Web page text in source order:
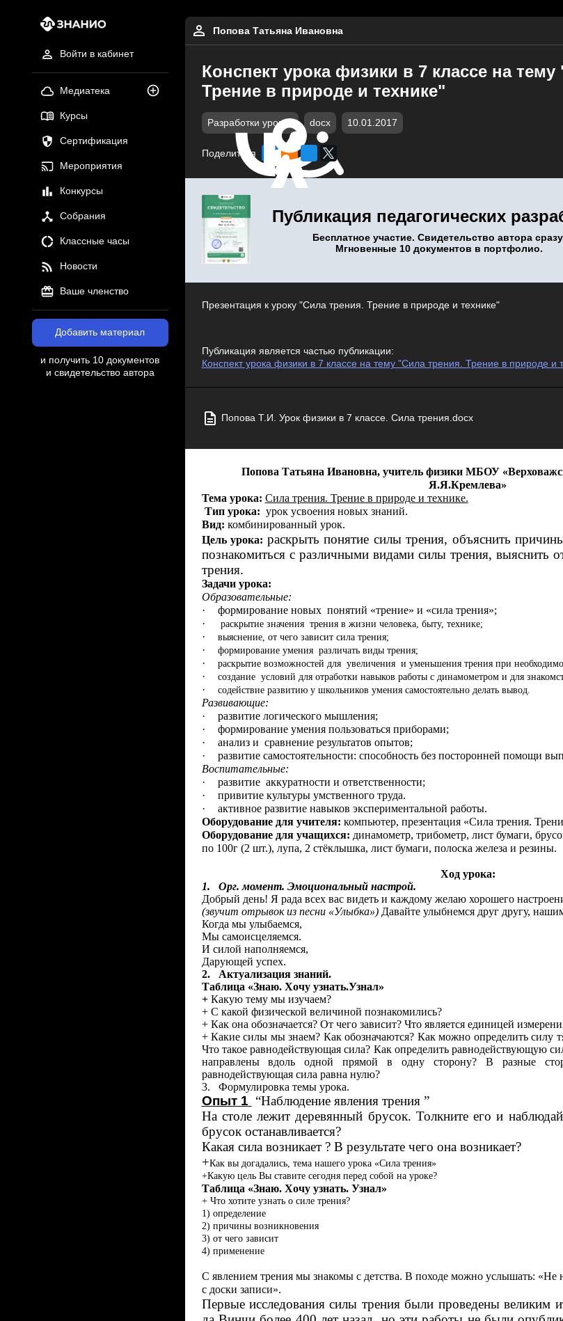
Войти в кабинет
Медиатека
Курсы
Сертификация
Мероприятия
Конкурсы
Собрания
Классные часы
Новости
Ваше членство
Добавить материал
и получить 10 документов
и свидетельство автора
Попова Татьяна Ивановна
Конспект урока физики в 7 классе на
Трение в природе и технике"
Разработки уроков docx 10.01.2017
Поделиться
Публикация педагогических
Бесплатное участие. Свидетельство автора
Мгновенные 10 документов в портфолио.
Презентация к уроку "Сила трения. Трение в природе и технике"
Публикация является частью публикации:
Конспект урока физики в 7 классе на тему "Сила трения. Трение в природе и
Попова Т.И. Урок физики в 7 классе. Сила трения.docx
Попова Татьяна Ивановна, учитель физики МБОУ
Я.Я.Кремлева»
Тема урока: Сила трения. Трение в природе и технике.
Тип урока: урок усвоения новых знаний.
Вид: комбинированный урок.
Цель урока: раскрыть понятие силы трения, объяснить
познакомиться с различными видами силы трения, выяснить
трения.
Задачи урока:
Образовательные:
·
формирование новых понятий «трение» и «сила трения»;
·
раскрытие значения трения в жизни человека, быту, технике;
· выяснение, от чего зависит сила трения;
· формирование умения различать виды трения;
· раскрытие возможностей для увеличения и уменьшения трения при
· создание условий для отработки навыков работы с динамометром и для
· содействие развитию у школьников умения самостоятельно делать вывод.
Развивающие:
·
развитие логического мышления;
·
формирование умения пользоваться приборами;
·
анализ и сравнение результатов опытов;
·
развитие самостоятельности: способность без посторонней помощи
Воспитательные:
·
развитие аккуратности и ответственности;
·
привитие культуры умственного труда.
·
активное развитие навыков экспериментальной работы.
Оборудование для учителя: компьютер, презентация «Сила трения.
Оборудование для учащихся: динамометр, трибометр, лист бумаги,
по 100г (2 шт.), лупа, 2 стёклышка, лист бумаги, полоска железа и резины.
Ход урока:
1.
Орг. момент. Эмоциональный настрой.
Добрый день! Я рада всех вас видеть и каждому желаю хорошего
(звучит отрывок из песни «Улыбка») Давайте улыбнемся друг другу,
Когда мы улыбаемся,
Мы самоисцеляемся.
И силой наполняемся,
Дарующей успех.
2.
Актуализация знаний.
Таблица «Знаю. Хочу узнать.Узнал»
+ Какую тему мы изучаем?
+ С какой физической величиной познакомились?
+ Как она обозначается? От чего зависит? Что является единицей
+ Какие силы мы знаем? Как обозначаются? Как можно определить силу
Что такое равнодействующая сила? Как определить равнодействующую
направлены вдоль одной прямой в одну сторону? В разные
равнодействующая сила равна нулю?
3.
Формулировка темы урока.
Опыт 1 “Наблюдение явления трения ”
На столе лежит деревянный брусок. Толкните его и
брусок останавливается?
Какая сила возникает ? В результате чего она возникает?
+Как вы догадались, тема нашего урока «Сила трения»
+Какую цель Вы ставите сегодня перед собой на уроке?
Таблица «Знаю. Хочу узнать. Узнал»
+ Что хотите узнать о силе трения?
1) определение
2) причины возникновения
3) от чего зависит
4) применение
С явлением трения мы знакомы с детства. В походе можно услышать: «Не
с доски записи».
Первые исследования силы трения были проведены великим